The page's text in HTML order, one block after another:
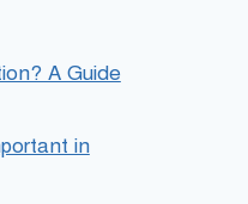
A Guide
in